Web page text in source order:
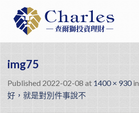
content
img75
Published 2022-02-08 at 1400 × 930in
好，就是對別件事說不